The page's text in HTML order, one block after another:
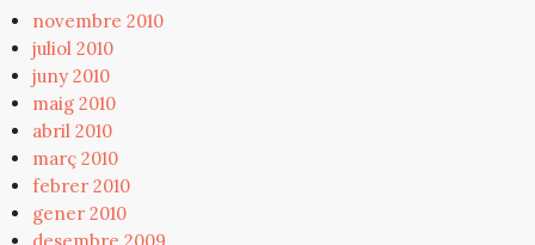
novembre 2010
juliol 2010
juny 2010
maig 2010
abril 2010
març 2010
febrer 2010
gener 2010
desembre 2009